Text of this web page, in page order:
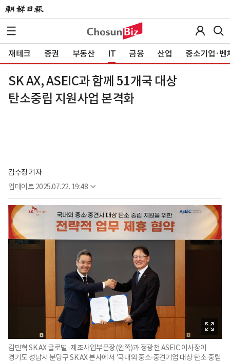
재테크 증권 부동산 IT 금융 산업 중소기업·벤
SK AX, ASEIC과 함께 51개국 대상
탄소중립 지원사업 본격화
김수정 기자
업데이트 2025.07.22. 19:48
김민혁 SK AX 글로벌·제조사업부문장(왼쪽)과 정광천 ASEIC 이사장이
경기도 성남시 분당구 SK AX 본사에서 '국내외 중소∙중견기업 대상 탄소 중립